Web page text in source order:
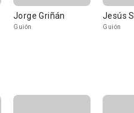
Jorge Griñán
Guión
Jesús
Guión